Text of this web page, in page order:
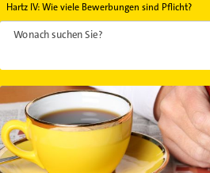
Hartz IV: Wie viele Bewerbungen sind Pflicht?
Wonach suchen Sie?